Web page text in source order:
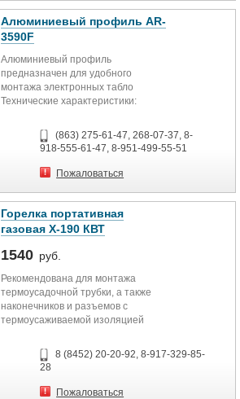
Алюминиевый профиль AR-
3590F
Алюминиевый профиль
предназначен для удобного
монтажа электронных табло
Технические характеристики:
Материал Алюминий
Габаритные размеры (В×Ш) 35×90
(863) 275-61-47, 268-07-37, 8-
918-555-61-47, 8-951-499-55-51
Пожаловаться
Горелка портативная
газовая X-190 КВТ
1540 руб.
Рекомендована для монтажа
термоусадочной трубки, а также
наконечников и разъемов с
термоусаживаемой изоляцией
пьезоэлементом
Заправка: высокоочищенный бутан
Максимальная температура
8 (8452) 20-20-92, 8-917-329-85-
28
Пожаловаться